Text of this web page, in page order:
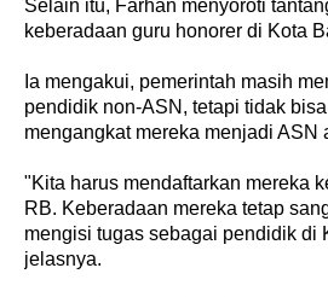
Selain itu, Farhan menyoroti
keberadaan guru honorer di Kota
Ia mengakui, pemerintah masih
pendidik non-ASN, tetapi tidak
mengangkat mereka menjadi ASN
"Kita harus mendaftarkan mereka
RB. Keberadaan mereka tetap
mengisi tugas sebagai pendidik di
jelasnya.